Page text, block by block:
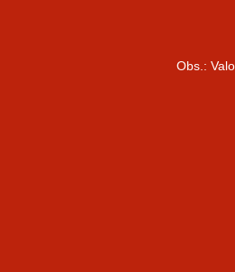
Obs.: